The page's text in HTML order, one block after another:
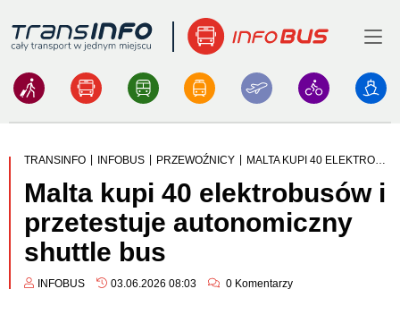
Logo Menu
TRANSINFO INFOBUS PRZEWOŹNICY MALTA KUPI 40 ELEKTROBUSÓW I PRZETESTUJE AUTONOMICZNY SHUTTLE BUS
Malta kupi 40 elektrobusów i
przetestuje autonomiczny
shuttle bus
INFOBUS 03.06.2026 08:03 0 Komentarzy